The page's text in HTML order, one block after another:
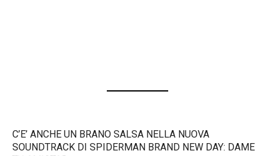
C’E’ ANCHE UN BRANO SALSA NELLA NUOVA
SOUNDTRACK DI SPIDERMAN BRAND NEW DAY: DAME